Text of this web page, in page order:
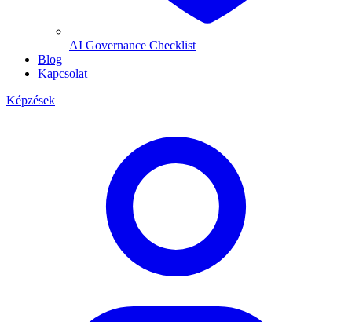
AI Governance Checklist
Blog
Kapcsolat
Képzések